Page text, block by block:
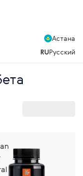
Астана
RUРусский